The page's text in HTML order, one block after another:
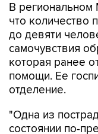
В региональном
что количество
до девяти
самочувствия
которая ранее
помощи. Ее
отделение.
"Одна из
состоянии по-